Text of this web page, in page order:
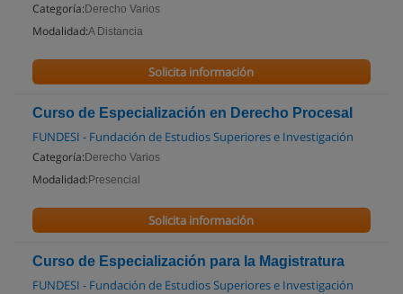
Categoría: Derecho Varios
Modalidad:A Distancia
Solicita información
Curso de Especialización en Derecho Procesal
FUNDESI - Fundación de Estudios Superiores e Investigación
Categoría: Derecho Varios
Modalidad: Presencial
Solicita información
Curso de Especialización para la Magistratura
FUNDESI - Fundación de Estudios Superiores e Investigación